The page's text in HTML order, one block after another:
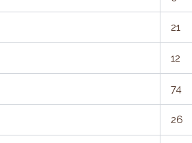
21
12
74
26